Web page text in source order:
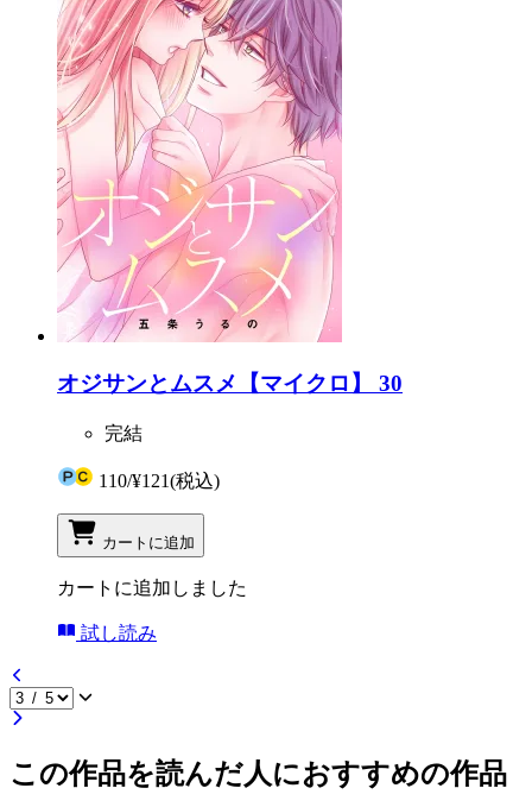
オジサンとムスメ【マイクロ】 30
完結
110/¥121(税込)
カートに追加
カートに追加しました
試し読み
この作品を読んだ人におすすめの作品